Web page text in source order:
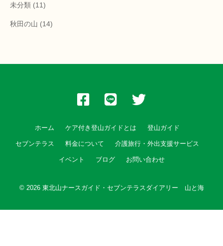
未分類 (11)
秋田の山 (14)
ホーム ケア付き登山ガイドとは 登山ガイド
セブンテラス 料金について 介護旅行・外出支援サービス
イベント ブログ お問い合わせ
© 2026 東北山ナースガイド・セブンテラスダイアリー 山と海